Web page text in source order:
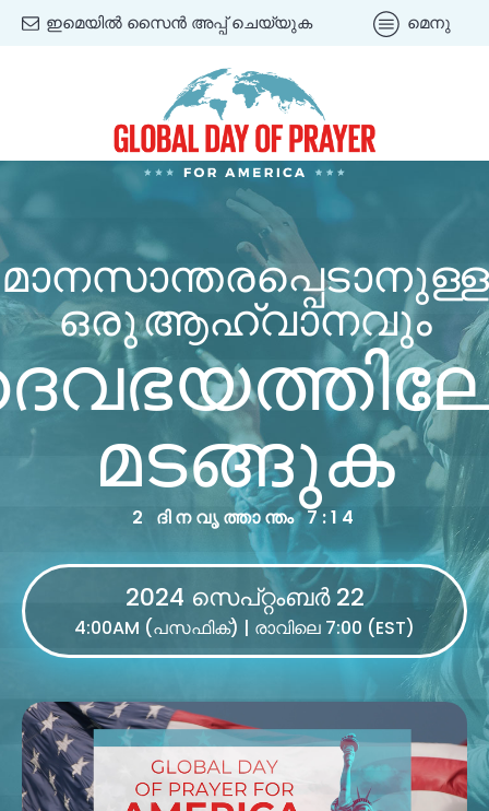
ഇമെയിൽ സൈൻ അപ്പ് ചെയ്യുക മെനു
മാനസാന്തരപ്പെടാനുള്ള
ഒരു ആഹ്വാനവും
മടങ്ങുക
2 ദിനവൃത്താന്തം 7:14
2024 സെപ്റ്റംബർ 22
4:00AM (പസഫിക്) | രാവിലെ 7:00 (EST)